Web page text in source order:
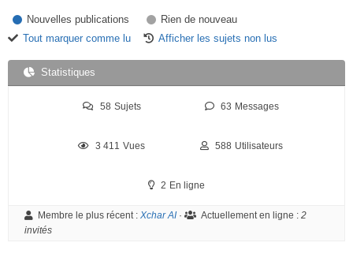
Nouvelles publications
Rien de nouveau
Tout marquer comme lu
Afficher les sujets non lus
Statistiques
58 Sujets 63 Messages
3 411 Vues 588 Utilisateurs
2 En ligne
Membre le plus récent : Xchar AI· Actuellement en ligne : 2
invités